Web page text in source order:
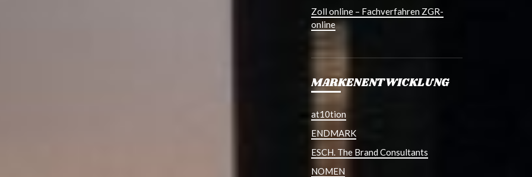
Zoll online – Fachverfahren ZGR-
online
MARKENENTWICKLUNG
at10tion
ENDMARK
ESCH. The Brand Consultants
NOMEN